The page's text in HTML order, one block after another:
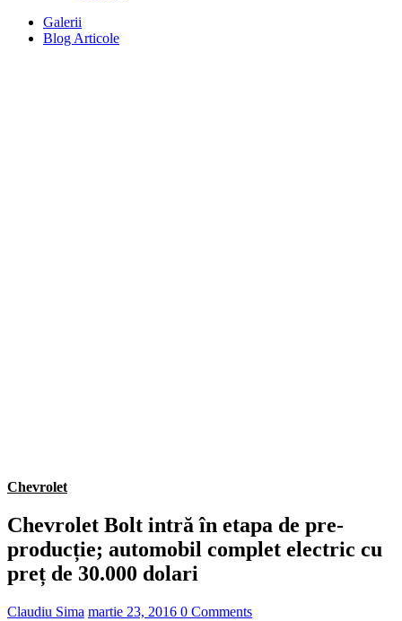
Galerii
Blog Articole
Chevrolet
Chevrolet Bolt intră în etapa de pre-
producție; automobil complet electric cu
preț de 30.000 dolari
Claudiu Sima martie 23, 2016 0 Comments